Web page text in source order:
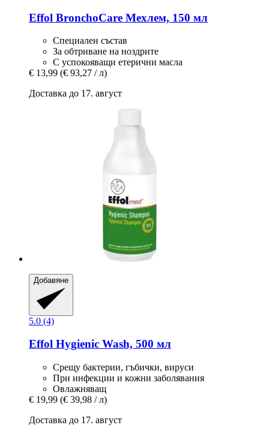
Effol BronchoCare Мехлем, 150 мл
Специален състав
За обтриване на ноздрите
С успокояващи етерични масла
€ 13,99 (€ 93,27 / л)
Доставка до 17. август
Добавяне
5.0 (4)
Effol Hygienic Wash, 500 мл
Срещу бактерии, гъбички, вируси
При инфекции и кожни заболявания
Овлажняващ
€ 19,99 (€ 39,98 / л)
Доставка до 17. август